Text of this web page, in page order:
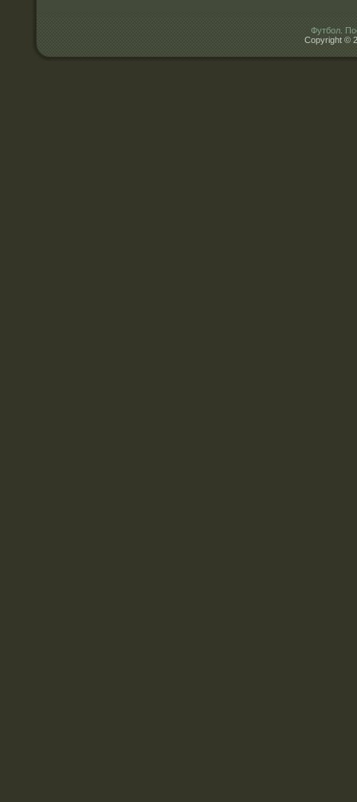
Футбол.
Copyright ©